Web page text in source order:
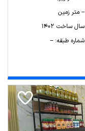
-- متر زمین
سال ساخت 1402
شماره طبقه: --